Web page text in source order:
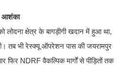
आशंका
लोदना क्षेत्र के बागड़ीगी खदान में हुआ था,
तब भी रेस्क्यू ऑपरेशन पास की जयरामपुर
फिर NDRF वैकल्पिक मार्गों से पीड़ितों तक